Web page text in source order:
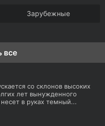
Зарубежные
все
со склонов высоких
лет вынужденного
в руках темный...